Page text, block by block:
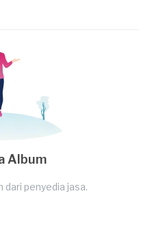
Album
dari penyedia jasa.